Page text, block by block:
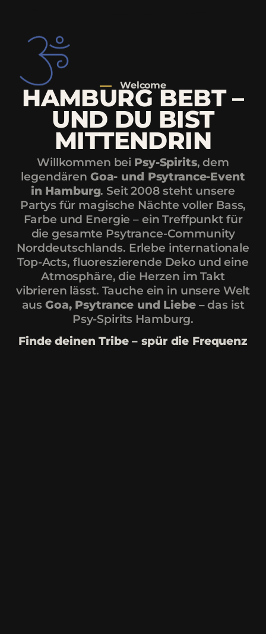
Welcome
HAMBURG BEBT –
UND DU BIST
MITTENDRIN
Willkommen bei Psy-Spirits, dem
legendären Goa- und Psytrance-Event
in Hamburg. Seit 2008 steht unsere
Partys für magische Nächte voller Bass,
Farbe und Energie – ein Treffpunkt für
die gesamte Psytrance-Community
Norddeutschlands. Erlebe internationale
Top-Acts, fluoreszierende Deko und eine
Atmosphäre, die Herzen im Takt
vibrieren lässt. Tauche ein in unsere Welt
ausGoa, Psytrance und Liebe– das ist
Psy-Spirits Hamburg.
Finde deinen Tribe – spür die Frequenz